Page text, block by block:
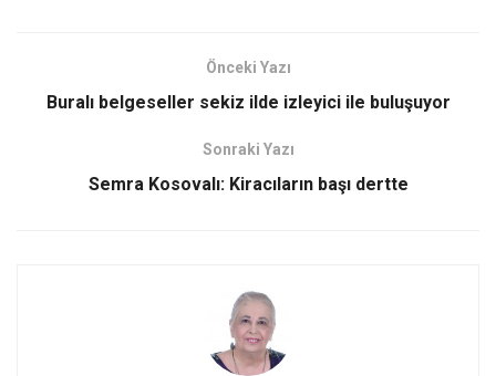
o
d
n
Önceki Yazı
Buralı belgeseller sekiz ilde izleyici ile buluşuyor
Sonraki Yazı
Semra Kosovalı: Kiracıların başı dertte